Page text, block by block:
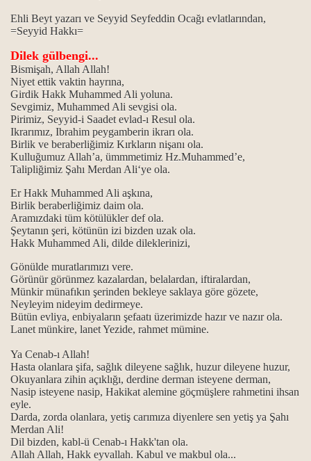
Ehli Beyt yazarı ve Seyyid Seyfeddin Ocağı evlatlarından,
=Seyyid Hakkı=
Dilek gülbengi...
Bismişah, Allah Allah!
Niyet ettik vaktin hayrına,
Girdik Hakk Muhammed Ali yoluna.
Sevgimiz, Muhammed Ali sevgisi ola.
Pirimiz, Seyyid-i Saadet evlad-ı Resul ola.
Ikrarımız, Ibrahim peygamberin ikrarı ola.
Birlik ve beraberliğimiz Kırkların nişanı ola.
Kulluğumuz Allah’a, ümmmetimiz Hz.Muhammed’e,
Talipliğimiz Şahı Merdan Ali‘ye ola.
Er Hakk Muhammed Ali aşkına,
Birlik beraberliğimiz daim ola.
Aramızdaki tüm kötülükler def ola.
Şeytanın şeri, kötünün izi bizden uzak ola.
Hakk Muhammed Ali, dilde dileklerinizi,
Gönülde muratlarımızı vere.
Görünür görünmez kazalardan, belalardan, iftiralardan,
Münkir münafıkın şerinden bekleye saklaya göre gözete,
Neyleyim nideyim dedirmeye.
Bütün evliya, enbiyaların şefaatı üzerimizde hazır ve nazır ola.
Lanet münkire, lanet Yezide, rahmet mümine.
Ya Cenab-ı Allah!
Hasta olanlara şifa, sağlık dileyene sağlık, huzur dileyene huzur,
Okuyanlara zihin açıklığı, derdine derman isteyene derman,
Nasip isteyene nasip, Hakikat alemine göçmüşlere rahmetini ihsan
eyle.
Darda, zorda olanlara, yetiş carımıza diyenlere sen yetiş ya Şahı
Merdan Ali!
Dil bizden, kabl-ü Cenab-ı Hakk'tan ola.
Allah Allah, Hakk eyvallah. Kabul ve makbul ola...